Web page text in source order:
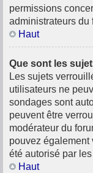
permissions
administrateurs du
Haut
Que sont les
Les sujets
utilisateurs ne
sondages sont
peuvent être
modérateur du
pouvez également
été autorisé par
Haut